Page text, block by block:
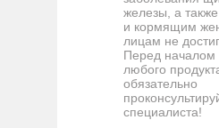
железы, а
и кормящим
лицам не
Перед началом
любого
обязательно
специалиста!